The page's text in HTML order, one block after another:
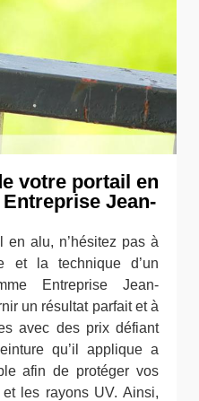
votre portail en
Jean-
en alu, n’hésitez pas à
et la technique d’un
Entreprise Jean-
un résultat parfait et à
avec des prix défiant
qu’il applique a
afin de protéger vos
et les rayons UV. Ainsi,